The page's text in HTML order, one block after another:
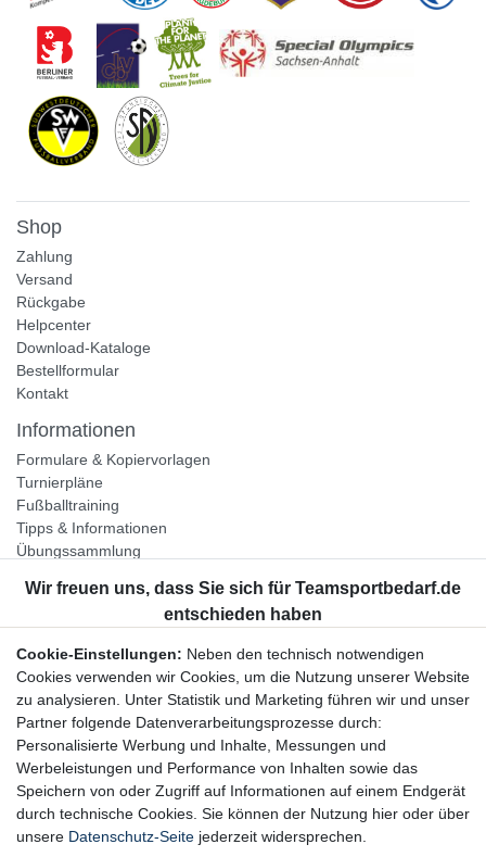
Shop
Zahlung
Versand
Rückgabe
Helpcenter
Download-Kataloge
Bestellformular
Kontakt
Informationen
Formulare & Kopiervorlagen
Turnierpläne
Fußballtraining
Tipps & Informationen
Übungssammlung
Unternehmen
Widerrufsrecht
Bestellung widerrufen
Datenschutzerklärung
AGB
Impressum
Newsletter
Cookie-Einstellungen: Neben den technisch notwendigen
Cookies verwenden wir Cookies, um die Nutzung unserer Website
zu analysieren. Unter Statistik und Marketing führen wir und unser
Partner folgende Datenverarbeitungsprozesse durch:
Personalisierte Werbung und Inhalte, Messungen und
Werbeleistungen und Performance von Inhalten sowie das
Speichern von oder Zugriff auf Informationen auf einem Endgerät
durch technische Cookies. Sie können der Nutzung hier oder über
unsere Datenschutz-Seite jederzeit widersprechen.